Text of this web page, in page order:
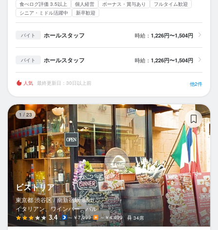
食べログ評価 3.5以上 個人経営 ボーナス・賞与あり
フルタイム歓迎
シニア・ミドル活躍中
新卒歓迎
バイト ホールスタッフ 時給： 1,226円〜1,504円
バイト ホールスタッフ 時給： 1,226円〜1,504円
人気 最終更新日：30日以上前 他2件
1 / 23
ビストリア
東京都 渋谷区 / 南新宿駅 88m
イタリアン、ワインバー、バル
3.4 ～￥7,999 ～￥4,999 34席